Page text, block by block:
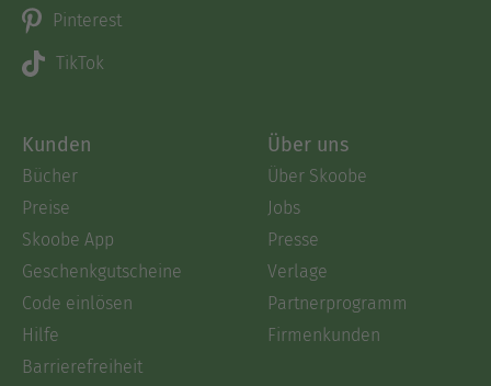
Pinterest
TikTok
Kunden
Bücher
Preise
Skoobe App
Geschenkgutscheine
Code einlösen
Hilfe
Barrierefreiheit
Über uns
Über Skoobe
Jobs
Presse
Verlage
Partnerprogramm
Firmenkunden